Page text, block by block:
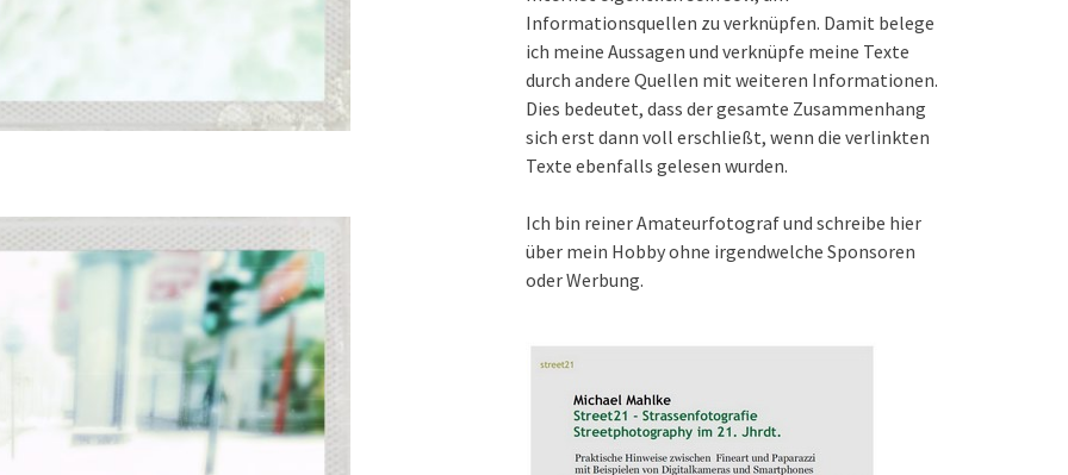
Informationsquellen zu verknüpfen. Damit belege
ich meine Aussagen und verknüpfe meine Texte
durch andere Quellen mit weiteren Informationen.
Dies bedeutet, dass der gesamte Zusammenhang
sich erst dann voll erschließt, wenn die verlinkten
Texte ebenfalls gelesen wurden.
Ich bin reiner Amateurfotograf und schreibe hier
über mein Hobby ohne irgendwelche Sponsoren
oder Werbung.